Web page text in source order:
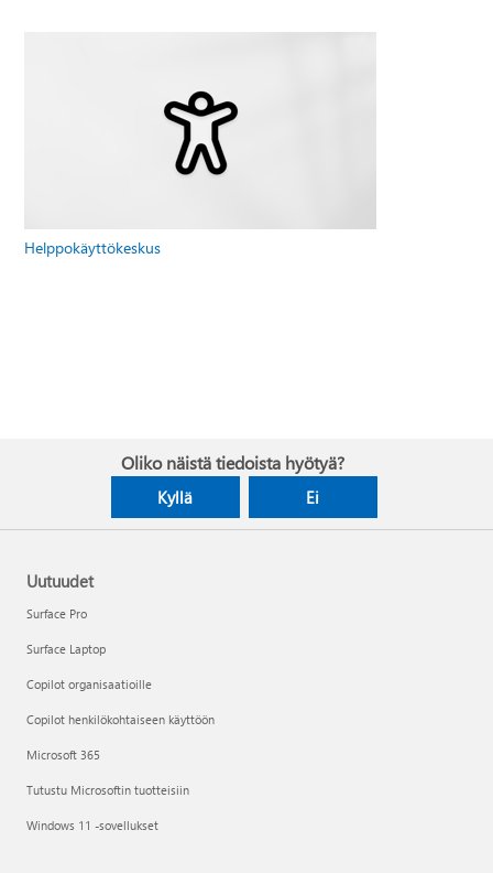
Helppokäyttökeskus
Oliko näistä tiedoista hyötyä?
Kyllä Ei
Uutuudet
Surface Pro
Surface Laptop
Copilot organisaatioille
Copilot henkilökohtaiseen käyttöön
Microsoft 365
Tutustu Microsoftin tuotteisiin
Windows 11 -sovellukset